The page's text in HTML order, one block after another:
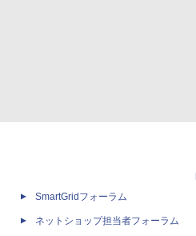
SmartGridフォーラム
ネットショップ担当者フォーラム